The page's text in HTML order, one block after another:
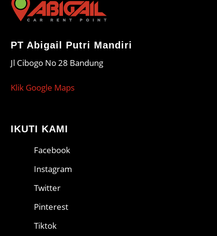
PT Abigail Putri Mandiri
Jl Cibogo No 28 Bandung
Klik Google Maps
IKUTI KAMI
Facebook
Instagram
Twitter
Pinterest
Tiktok